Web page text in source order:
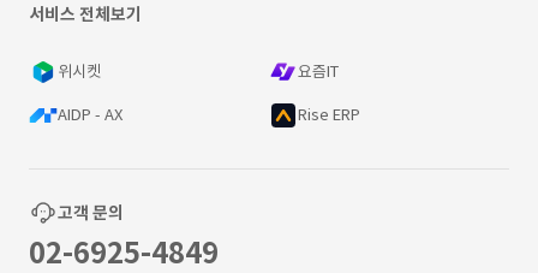
서비스 전체보기
위시켓 요즘IT
AIDP - AX Rise ERP
고객 문의
02-6925-4849